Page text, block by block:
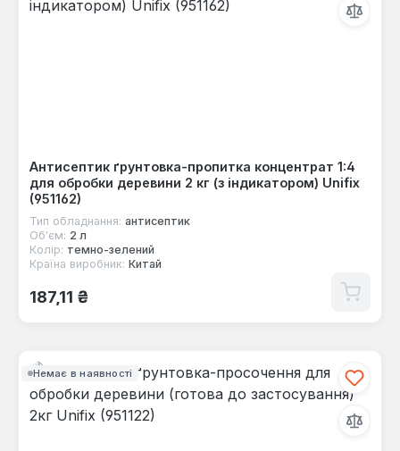
Антисептик ґрунтовка-пропитка концентрат 1:4
для обробки деревини 2 кг (з індикатором) Unifix
(951162)
Тип обладнання: антисептик
Об'єм: 2 л
Колір: темно-зелений
Країна виробник: Китай
Звичайна ціна:
187,11 ₴
Немає в наявності